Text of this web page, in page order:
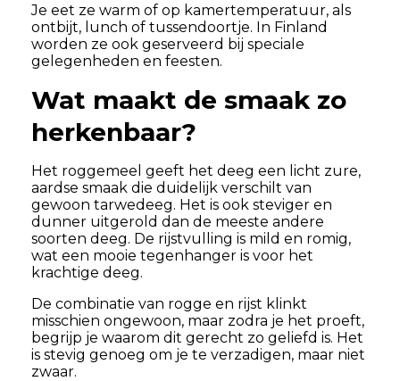
Je eet ze warm of op kamertemperatuur, als
ontbijt, lunch of tussendoortje. In Finland
worden ze ook geserveerd bij speciale
gelegenheden en feesten.
Wat maakt de smaak zo
herkenbaar?
Het roggemeel geeft het deeg een licht zure,
aardse smaak die duidelijk verschilt van
gewoon tarwedeeg. Het is ook steviger en
dunner uitgerold dan de meeste andere
soorten deeg. De rijstvulling is mild en romig,
wat een mooie tegenhanger is voor het
krachtige deeg.
De combinatie van rogge en rijst klinkt
misschien ongewoon, maar zodra je het proeft,
begrijp je waarom dit gerecht zo geliefd is. Het
is stevig genoeg om je te verzadigen, maar niet
zwaar.